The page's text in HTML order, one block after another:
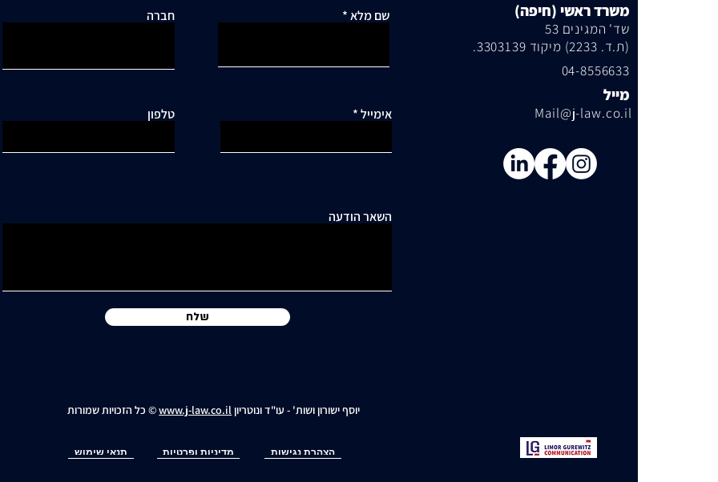
חברה שם מלא
טלפון אימייל
השאר הודעה
שלח
יוסף ישורון ושות' - עו"ד ונוטריוןwww.j-law.co.il© כל הזכויות שמורות
תנאי שימוש מדיניות ופרטיות הצהרת נגישות
משרד ראשי (חיפה)
שד' המגינים 53
(ת.ד. 2233) מיקוד 3303139.
04-8556633
מייל
Mail@j-law.co.il